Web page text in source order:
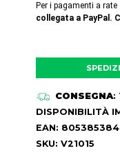
Per i pagamenti a rate
collegata a PayPal.
CONSEGNA:
DISPONIBILITÀ
EAN:
SKU: V21015